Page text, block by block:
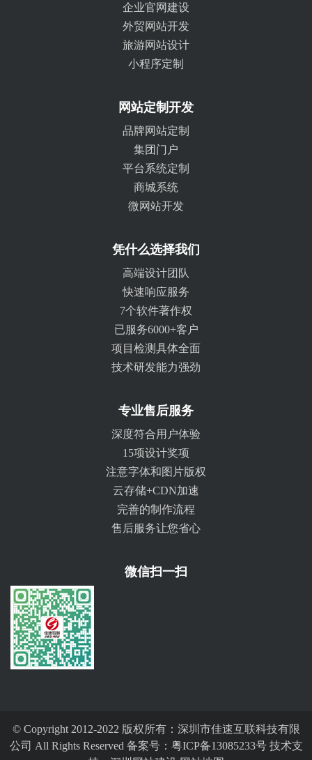
企业官网建设
外贸网站开发
旅游网站设计
小程序定制
网站定制开发
品牌网站定制
集团门户
平台系统定制
商城系统
微网站开发
凭什么选择我们
高端设计团队
快速响应服务
7个软件著作权
已服务6000+客户
项目检测具体全面
技术研发能力强劲
专业售后服务
深度符合用户体验
15项设计奖项
注意字体和图片版权
云存储+CDN加速
完善的制作流程
售后服务让您省心
微信扫一扫
© Copyright 2012-2022 版权所有：深圳市佳速互联科技有限
公司 All Rights Reserved 备案号： 粤ICP备13085233号技术支